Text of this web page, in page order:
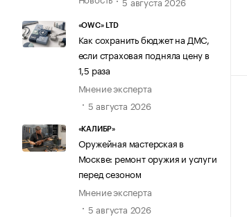
«OWC» LTD
Как сохранить бюджет на ДМС,
если страховая подняла цену в
1,5 раза
Мнение эксперта
5 августа 2026
«КАЛИБР»
Оружейная мастерская в
Москве: ремонт оружия и услуги
перед сезоном
Мнение эксперта
5 августа 2026